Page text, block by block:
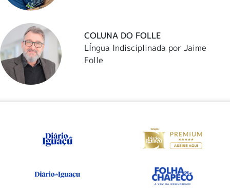
COLUNA DO FOLLE
LÍngua Indisciplinada por Jaime
Folle